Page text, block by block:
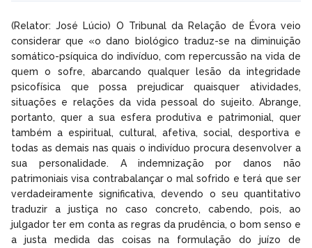
(Relator: José Lúcio) O Tribunal da Relação de Évora veio
considerar que «o dano biológico traduz-se na diminuição
somático-psíquica do indivíduo, com repercussão na vida de
quem o sofre, abarcando qualquer lesão da integridade
psicofísica que possa prejudicar quaisquer atividades,
situações e relações da vida pessoal do sujeito. Abrange,
portanto, quer a sua esfera produtiva e patrimonial, quer
também a espiritual, cultural, afetiva, social, desportiva e
todas as demais nas quais o indivíduo procura desenvolver a
sua personalidade. A indemnização por danos não
patrimoniais visa contrabalançar o mal sofrido e terá que ser
verdadeiramente significativa, devendo o seu quantitativo
traduzir a justiça no caso concreto, cabendo, pois, ao
julgador ter em conta as regras da prudência, o bom senso e
a justa medida das coisas na formulação do juízo de